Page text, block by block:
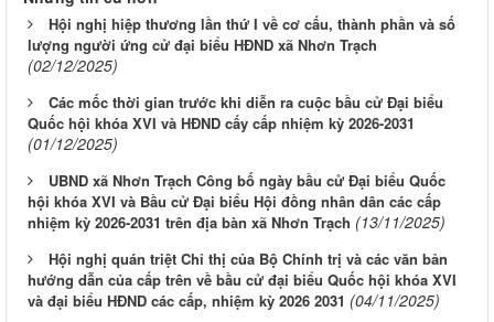
Hội nghị hiệp thương lần thứ I về cơ cấu, thành phần và số
lượng người ứng cử đại biểu HĐND xã Nhơn Trạch
(02/12/2025)
Các mốc thời gian trước khi diễn ra cuộc bầu cử Đại biểu
Quốc hội khóa XVI và HĐND cấy cấp nhiệm kỳ 2026-2031
(01/12/2025)
UBND xã Nhơn Trạch Công bố ngày bầu cử Đại biểu Quốc
hội khóa XVI và Bầu cử Đại biểu Hội đồng nhân dân các cấp
nhiệm kỳ 2026-2031 trên địa bàn xã Nhơn Trạch (13/11/2025)
Hội nghị quán triệt Chỉ thị của Bộ Chính trị và các văn bản
hướng dẫn của cấp trên về bầu cử đại biểu Quốc hội khóa XVI
và đại biểu HĐND các cấp, nhiệm kỳ 2026 2031 (04/11/2025)